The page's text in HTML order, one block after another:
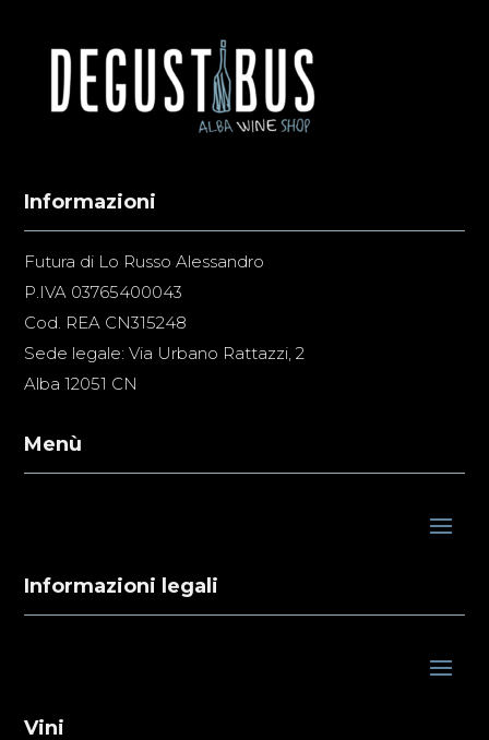
Informazioni
Futura di Lo Russo Alessandro
P.IVA 03765400043
Cod. REA CN315248
Sede legale: Via Urbano Rattazzi, 2
Alba 12051 CN
Menù
Informazioni legali
Vini